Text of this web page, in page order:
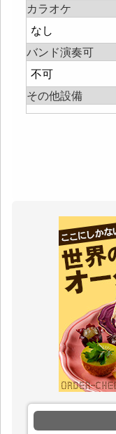
カラオケ
なし
バンド演奏可
不可
その他設備